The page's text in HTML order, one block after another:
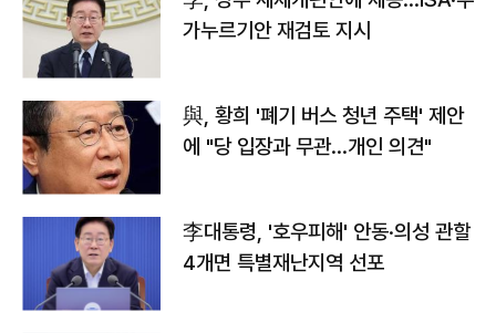
가누르기안 재검토 지시
與, 황희 '폐기 버스 청년 주택' 제안
에 "당 입장과 무관…개인 의견"
李대통령, '호우피해' 안동·의성 관할
4개면 특별재난지역 선포